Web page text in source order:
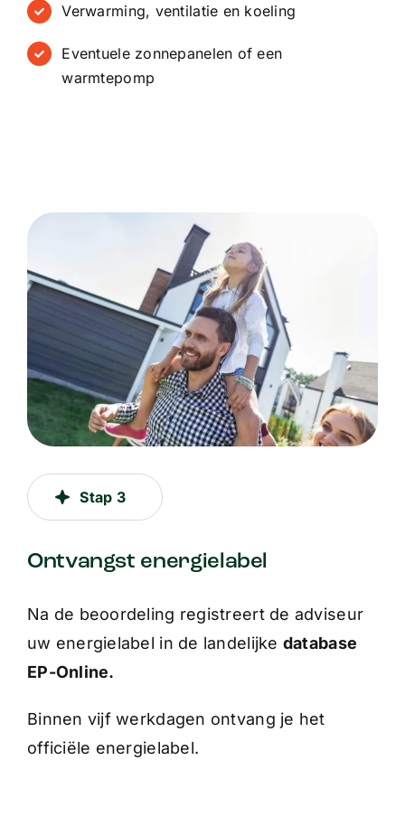
Verwarming, ventilatie en koeling
Eventuele zonnepanelen of een
warmtepomp
Stap 3
Ontvangst energielabel
Na de beoordeling registreert de adviseur
uw energielabel in de landelijke database
EP-Online.
Binnen vijf werkdagen ontvang je het
officiële energielabel.